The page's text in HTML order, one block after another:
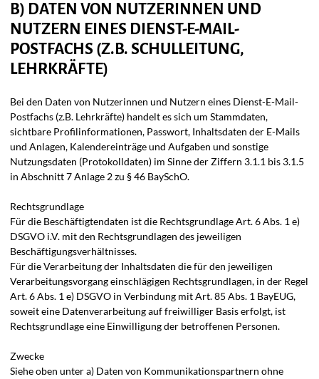
B) DATEN VON NUTZERINNEN UND
NUTZERN EINES DIENST-E-MAIL-
POSTFACHS (Z.B. SCHULLEITUNG,
LEHRKRÄFTE)
Bei den Daten von Nutzerinnen und Nutzern eines Dienst-E-Mail-
Postfachs (z.B. Lehrkräfte) handelt es sich um Stammdaten,
sichtbare Profilinformationen, Passwort, Inhaltsdaten der E-Mails
und Anlagen, Kalendereinträge und Aufgaben und sonstige
Nutzungsdaten (Protokolldaten) im Sinne der Ziffern 3.1.1 bis 3.1.5
in Abschnitt 7 Anlage 2 zu § 46 BaySchO.
Rechtsgrundlage
Für die Beschäftigtendaten ist die Rechtsgrundlage Art. 6 Abs. 1 e)
DSGVO i.V. mit den Rechtsgrundlagen des jeweiligen
Beschäftigungsverhältnisses.
Für die Verarbeitung der Inhaltsdaten die für den jeweiligen
Verarbeitungsvorgang einschlägigen Rechtsgrundlagen, in der Regel
Art. 6 Abs. 1 e) DSGVO in Verbindung mit Art. 85 Abs. 1 BayEUG,
soweit eine Datenverarbeitung auf freiwilliger Basis erfolgt, ist
Rechtsgrundlage eine Einwilligung der betroffenen Personen.
Zwecke
Siehe oben unter a) Daten von Kommunikationspartnern ohne